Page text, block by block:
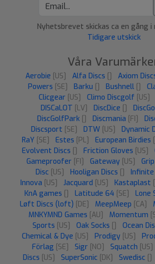
Nyhetsbrevet skickas ca en gång i
Tidigare utskick
Våra
Aerobie [US] Alfa Discs Axiom
Powers [SE] Barku Bushnell
Clicgear [US] Climo Discgolf [US]
DISCaLOT [LV] DiscDice
DiscGolfPark
Discmania [FI]
Discsport [SE] DTW [US] Dynamic
RaY [SE] Estes [PL] European Birdies
Evolvent Discs
Friction Gloves [US]
Gameproofer [FI] Gateway [US]
Disc [US] Hooligan Discs Infinite
Innova [US] Jacquard [US] Kastaplast
KnA games
Latitude 64 [SE] Lone
Løft Discs (loft) [DE] MeepMeep [CA]
MNKYMND Games [AU] Momentum
Sports [US] Oak Socks Ocean
Chemical & Dye [US] Prodigy [US]
Förlag [SE] Sigr [NO] Squatch [US]
Discs [US] SuperSonic [DK] Swedisc